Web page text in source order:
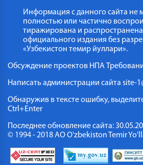
Информация с данного сайта не
полностью или частично
тиражирована и распространена
официального издания без
«Узбекистон темир йуллари».
Обсуждение проектов НПА
Написать администрации сайта site-
Обнаружив в тексте ошибку,
Ctrl+Enter
Последнее обновление сайта:
© 1994 - 2018 АО O'zbekiston Temir